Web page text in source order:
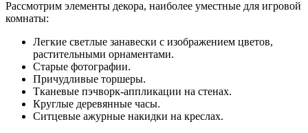
Рассмотрим элементы декора, наиболее уместные для игровой
комнаты:
Легкие светлые занавески с изображением цветов,
растительными орнаментами.
Старые фотографии.
Причудливые торшеры.
Тканевые пэчворк-аппликации на стенах.
Круглые деревянные часы.
Ситцевые ажурные накидки на креслах.